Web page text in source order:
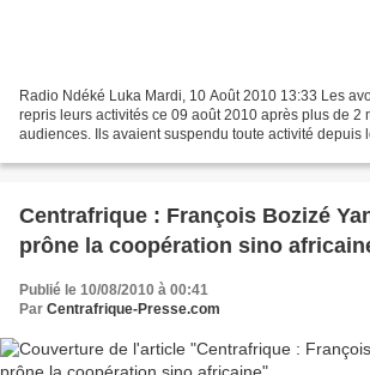
Radio Ndéké Luka Mardi, 10 Août 2010 13:33 Les
repris leurs activités ce 09 août 2010 après plus de 2
audiences. Ils avaient suspendu toute activité depuis
Centrafrique : François Bozizé
prône la coopération sino
Publié le 10/08/2010 à 00:41
Par Centrafrique-Presse.com